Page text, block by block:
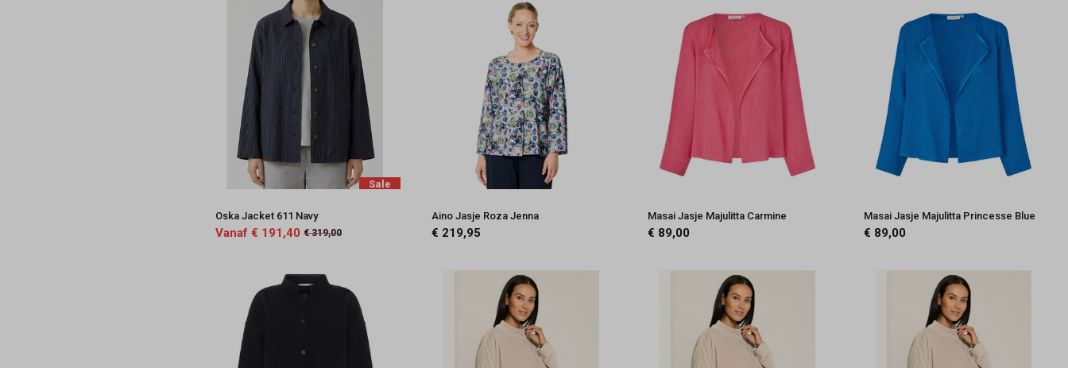
Sale
Oska Jacket 611 Navy
Vanaf € 191,40 € 319,00
Aino Jasje Roza Jenna
€ 219,95
Masai Jasje Majulitta Carmine
€ 89,00
Masai Jasje Majulitta Princesse Blue
€ 89,00